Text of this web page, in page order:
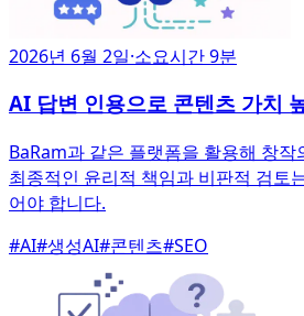
2026년 6월 2일·소요시간 9분
AI 답변 인용으로 콘텐츠 가치
BaRam과 같은 플랫폼을 활용해 창
최종적인 윤리적 책임과 비판적 검토
어야 합니다.
#AI#생성AI#콘텐츠#SEO